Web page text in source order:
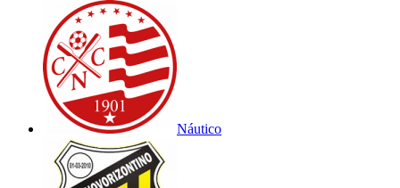
Náutico